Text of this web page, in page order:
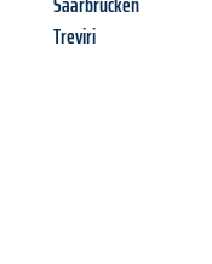
Treviri